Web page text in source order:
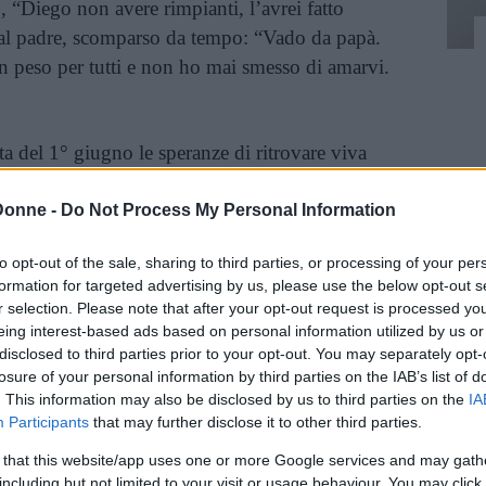
- Do Not Process My Personal Information
opt-out of the sale, sharing to third parties, or processing of your
for targeted advertising by us, please use the below opt-out
selection. Please note that after your opt-out request is processed
interest-based ads based on personal information utilized by us
to third parties prior to your opt-out. You may separately
of your personal information by third parties on the IAB’s list of
This information may also be disclosed by us to third parties on the
Participants that may further disclose it to other third parties.
that this website/app uses one or more Google services and may
but not limited to your visit or usage behaviour. You may
“Diego non avere rimpianti, l’avrei fatto
scomparso da tempo: “Vado da papà.
per tutti e non ho mai smesso di amarvi.
del 1° giugno le speranze di ritrovare viva
napoletano.
a leggere dopo la pubblicità
al piano interrato di un condominio
al piano “meno due” di un edificio nei
sono dunque durate appena 24 ore, e si sono